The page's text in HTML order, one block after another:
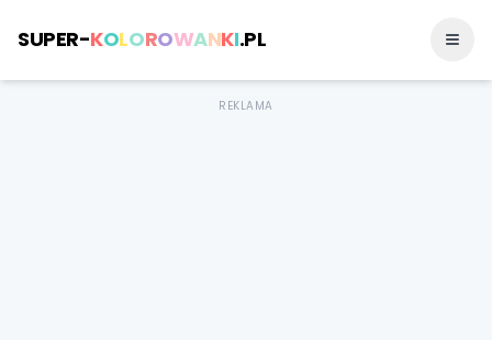
SUPER-KOLOROWANKI.PL
REKLAMA